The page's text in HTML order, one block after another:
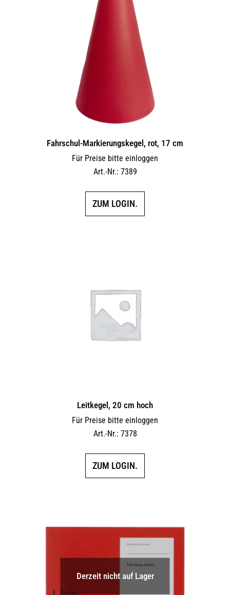
Fahrschul-Markierungskegel, rot, 17 cm
Für Preise bitte einloggen
Art.-Nr.: 7389
ZUM LOGIN.
Leitkegel, 20 cm hoch
Für Preise bitte einloggen
Art.-Nr.: 7378
ZUM LOGIN.
Derzeit nicht auf Lager